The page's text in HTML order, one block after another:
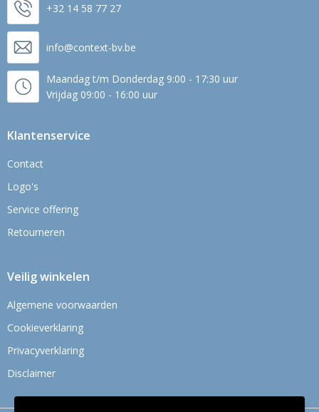
+32 14 58 77 27
info@context-bv.be
Maandag t/m Donderdag 9:00 - 17:30 uur
Vrijdag 09:00 - 16:00 uur
Klantenservice
Contact
Logo's
Service offering
Retourneren
Veilig winkelen
Algemene voorwaarden
Cookieverklaring
Privacyverklaring
Disclaimer